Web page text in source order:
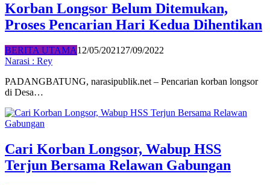
Korban Longsor Belum Ditemukan,
Proses Pencarian Hari Kedua Dihentikan
BERITA UTAMA12/05/2021 27/09/2022
Narasi : Rey
PADANGBATUNG, narasipublik.net – Pencarian korban longsor
di Desa…
Cari Korban Longsor, Wabup HSS
Terjun Bersama Relawan Gabungan